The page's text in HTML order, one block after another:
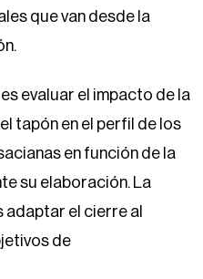
que van desde la
evaluar el impacto de la
tapón en el perfil de los
en función de la
su elaboración. La
el cierre al
de